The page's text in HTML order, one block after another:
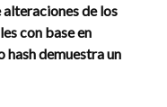
de los
con base en
demuestra un